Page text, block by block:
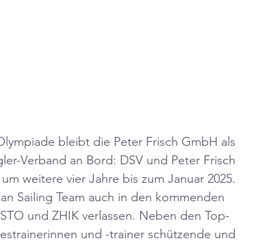
bleibt die Peter Frisch GmbH als
Verband an Bord: DSV und Peter Frisch
weitere vier Jahre bis zum Januar 2025.
Sailing Team auch in den kommenden
und ZHIK verlassen. Neben den Top-
und -trainer schützende und